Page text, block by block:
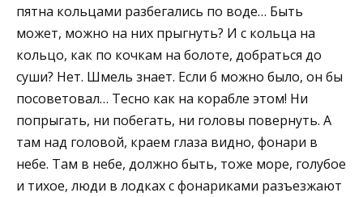
пятна кольцами разбегались по воде… Быть
может, можно на них прыгнуть? И с кольца на
кольцо, как по кочкам на болоте, добраться до
суши? Нет. Шмель знает. Если б можно было, он бы
посоветовал… Тесно как на корабле этом! Ни
попрыгать, ни побегать, ни головы повернуть. А
там над головой, краем глаза видно, фонари в
небе. Там в небе, должно быть, тоже море, голубое
и тихое, люди в лодках с фонариками разъезжают